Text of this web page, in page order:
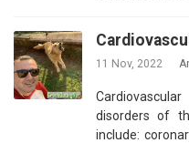
11 Nov, 2022
disorders of
include: